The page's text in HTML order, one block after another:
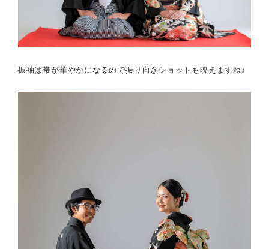
振袖は帯が華やかになるので振り向きショットも映えますね♪